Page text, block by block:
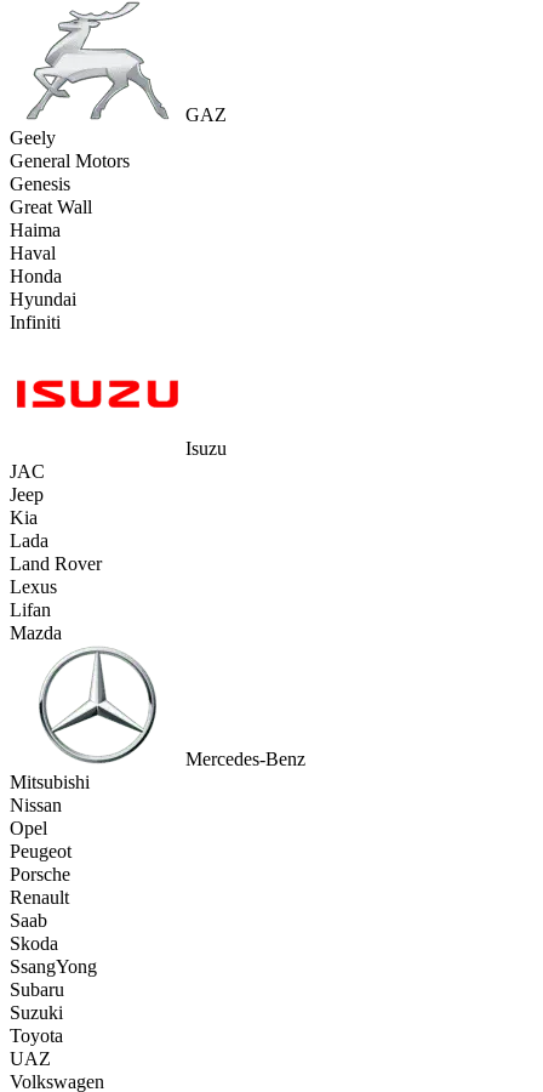
GAZ
Geely
General Motors
Genesis
Great Wall
Haima
Haval
Honda
Hyundai
Infiniti
Isuzu
JAC
Jeep
Kia
Lada
Land Rover
Lexus
Lifan
Mazda
Mercedes-Benz
Mitsubishi
Nissan
Opel
Peugeot
Porsche
Renault
Saab
Skoda
SsangYong
Subaru
Suzuki
Toyota
UAZ
Volkswagen